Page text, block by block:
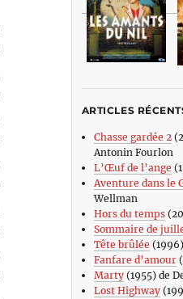
ARTICLES
Chasse gardée 2
Antonin Fourlon
L’Œuf de l’ange
Aventure dans le
Wellman
Hors du temps
Sommaire de
Tête brûlée
Fanfare d’amour
Marty(1955) de
Lost Highway